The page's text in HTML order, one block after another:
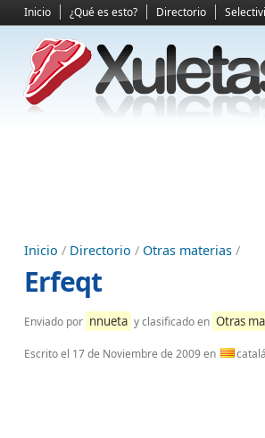
Inicio ¿Qué es esto? Directorio
Inicio / Directorio / Otras materias /
Erfeqt
Enviado por nnueta y clasificado en Otras
Escrito el 17 de Noviembre de 2009en